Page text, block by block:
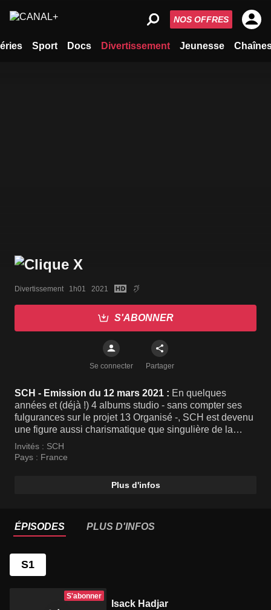
Sport Docs Divertissement Jeunesse
NOS OFFRES
Divertissement   1h01   2021
S'ABONNER
Se connecter Partager
SCH - Emission du 12 mars 2021 : En quelques
années et (déjà !) 4 albums studio - sans compter ses
fulgurances sur le projet 13 Organisé -, SCH est devenu
une figure aussi charismatique que singulière de la
scène rap française. Quelques jours avant la sortie du
second opus de JVLIVS, sa trilogie rap imprégnée
Invités : SCH
Pays : France
Plus d'infos
ÉPISODES PLUS D'INFOS
S1
S'abonner
Isack Hadjar